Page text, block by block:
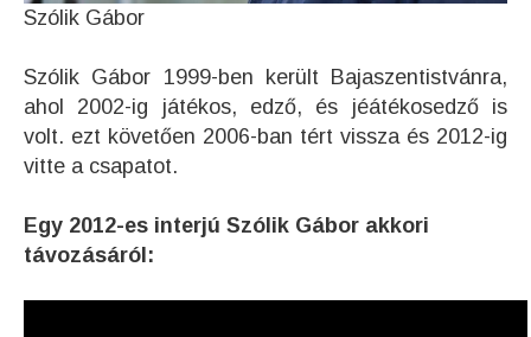
Szólik Gábor
Szólik Gábor 1999-ben került Bajaszentistvánra,
ahol 2002-ig játékos, edző, és jéátékosedző is
volt. ezt követően 2006-ban tért vissza és 2012-ig
vitte a csapatot.
Egy 2012-es interjú Szólik Gábor akkori
távozásáról: